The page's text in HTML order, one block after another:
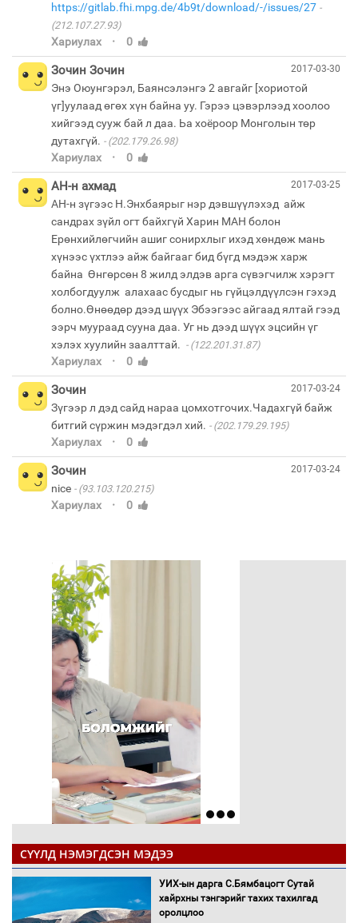
https://gitlab.fhi.mpg.de/4b9t/download/-/issues/27
(212.107.27.93)
Хариулах · 0
2017-03-30
Зочин Зочин
Энэ Оюунгэрэл, Баянсэлэнгэ 2 авгайг [хориотой
үг]уулаад өгөх хүн байна уу. Гэрээ цэвэрлээд хоолоо
хийгээд сууж бай л даа. Ьа хоёроор Монголын төр
дутахгүй.
(202.179.26.98)
Хариулах · 0
2017-03-25
АН-н ахмад
АН-н зүгээс Н.Энхбаярыг нэр дэвшүүлэхэд айж
сандрах зүйл огт байхгүй Харин МАН болон
Ерөнхийлөгчийн ашиг сонирхлыг ихэд хөндөж мань
хүнээс үхтлээ айж байгааг бид бүгд мэдэж харж
байна Өнгөрсөн 8 жилд элдэв арга сүвэгчилж хэрэгт
холбогдуулж алахаас бусдыг нь гүйцэлдүүлсэн гэхэд
болно.Өнөөдөр дээд шүүх Эбээгээс айгаад ялтай гээд
ээрч муураад сууна даа. Уг нь дээд шүүх эцсийн үг
хэлэх хуулийн заалттай.
(122.201.31.87)
Хариулах · 0
2017-03-24
Зочин
Зүгээр л дэд сайд нараа цомхотгочих.Чадахгүй байж
битгий сүржин мэдэгдэл хий.
(202.179.29.195)
Хариулах · 0
2017-03-24
Зочин
nice (93.103.120.215)
Хариулах · 0
СҮҮЛД НЭМЭГДСЭН МЭДЭЭ
УИХ-ын дарга С.Бямбацогт Сутай
хайрхны тэнгэрийг тахих тахилгад
оролцлоо